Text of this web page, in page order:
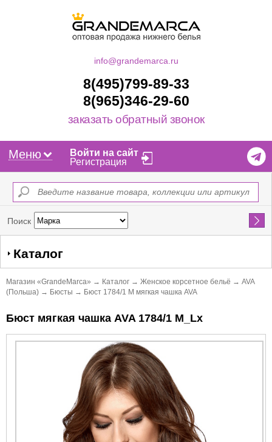
info@grandemarca.ru
8(495)799-89-33
8(965)346-29-60
заказать обратный звонок
Меню
Войти на сайт
Регистрация
Поиск Найти
Каталог
Магазин «GrandeMarca» → Каталог → Женское корсетное бельё → AVA
(Польша) → Бюсты → Бюст 1784/1 M мягкая чашка AVA
Бюст мягкая чашка AVA 1784/1 M_Lx